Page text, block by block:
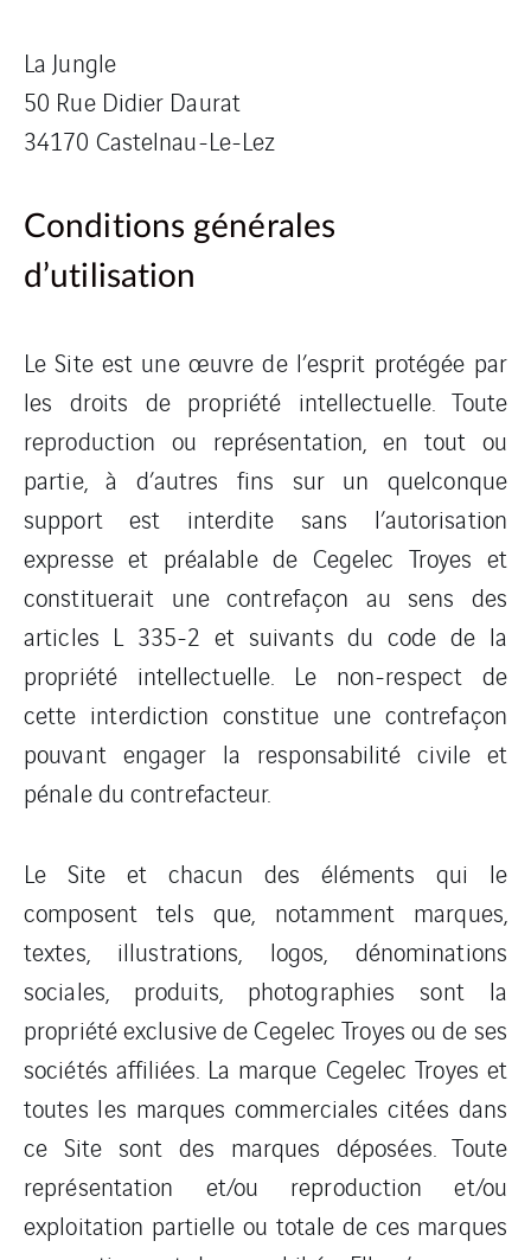
La Jungle
50 Rue Didier Daurat
34170 Castelnau-Le-Lez
Conditions générales
d’utilisation
Le Site est une œuvre de l’esprit protégée par
les droits de propriété intellectuelle. Toute
reproduction ou représentation, en tout ou
partie, à d’autres fins sur un quelconque
support est interdite sans l’autorisation
expresse et préalable de Cegelec Troyes et
constituerait une contrefaçon au sens des
articles L 335-2 et suivants du code de la
propriété intellectuelle. Le non-respect de
cette interdiction constitue une contrefaçon
pouvant engager la responsabilité civile et
pénale du contrefacteur.
Le Site et chacun des éléments qui le
composent tels que, notamment marques,
textes, illustrations, logos, dénominations
sociales, produits, photographies sont la
propriété exclusive de Cegelec Troyes ou de ses
sociétés affiliées. La marque Cegelec Troyes et
toutes les marques commerciales citées dans
ce Site sont des marques déposées. Toute
représentation et/ou reproduction et/ou
exploitation partielle ou totale de ces marques